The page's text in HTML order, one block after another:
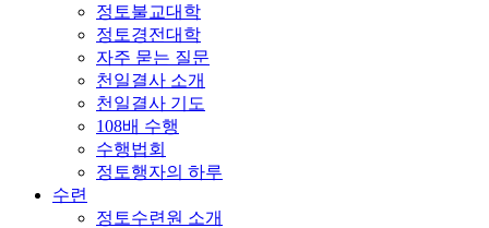
정토불교대학
정토경전대학
자주 묻는 질문
천일결사 소개
천일결사 기도
108배 수행
수행법회
정토행자의 하루
수련
정토수련원 소개